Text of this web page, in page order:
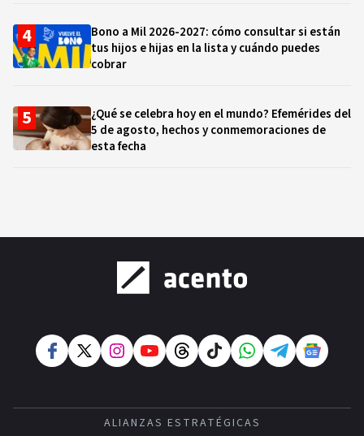
Bono a Mil 2026-2027: cómo consultar si están
tus hijos e hijas en la lista y cuándo puedes
cobrar
¿Qué se celebra hoy en el mundo? Efemérides del
5 de agosto, hechos y conmemoraciones de
esta fecha
ALIANZAS ESTRATÉGICAS